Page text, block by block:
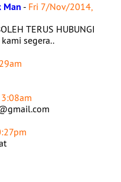
Man - Fri 7/Nov/2014,
TERUS HUBUNGI
segera..